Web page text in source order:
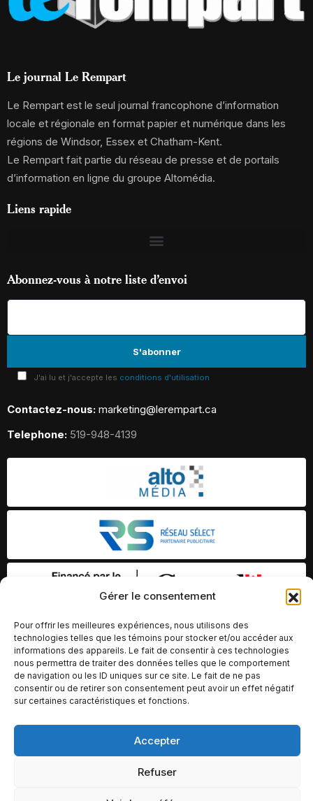
Gérer le consentement
Pour offrir les meilleures expériences, nous utilisons des
technologies telles que les témoins pour stocker et/ou accéder aux
informations des appareils. Le fait de consentir à ces technologies
nous permettra de traiter des données telles que le comportement
de navigation ou les ID uniques sur ce site. Le fait de ne pas
consentir ou de retirer son consentement peut avoir un effet négatif
sur certaines caractéristiques et fonctions.
Accepter
Refuser
Le journal Le Rempart
Le Rempart est le seul journal francophone d’information
locale et régionale en format papier et numérique dans les
régions de Windsor, Essex et Chatham-Kent.
Le Rempart fait partie du réseau de presse et de portails
d’information en ligne du groupe Altomédia.
Liens rapide
Abonnez-vous à notre liste d’envoi
J'ai lu et j'accepte les conditions d'utilisation
Contactez-nous: marketing@lerempart.ca
Telephone: 519-948-4139
© Copyright 2026 – Altomédia Inc |
Ce site internet a été conçu et développé par Chameleon Ideas